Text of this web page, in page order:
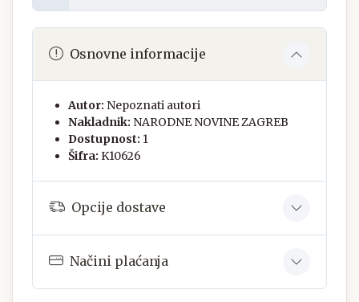
Osnovne informacije
Autor: Nepoznati autori
Nakladnik: NARODNE NOVINE ZAGREB
Dostupnost: 1
Šifra: K10626
Opcije dostave
Načini plaćanja